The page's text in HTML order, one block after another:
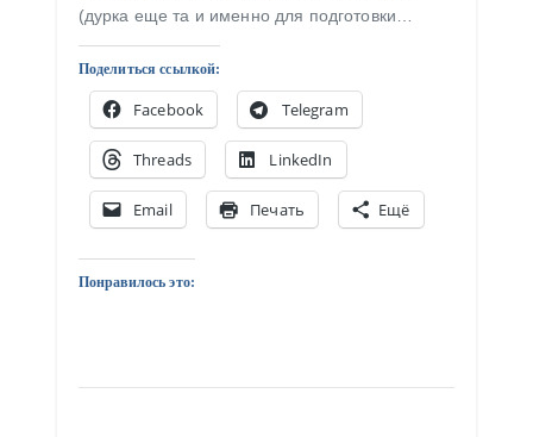
(дурка еще та и именно для подготовки…
Поделиться ссылкой:
Facebook Telegram
Threads LinkedIn
Email Печать Ещё
Понравилось это: